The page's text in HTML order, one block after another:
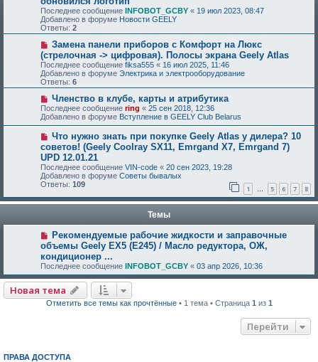
Последнее сообщение INFOBOT_GCBY « 19 июл 2023, 08:47
Добавлено в форуме Новости GEELY
Ответы: 2
Замена панели приборов с Комфорт на Люкс
(стрелочная -> цифровая). Полосы экрана Geely Atlas
Последнее сообщение fiksa555 « 16 июл 2025, 11:46
Добавлено в форуме Электрика и электрооборудование
Ответы: 6
Членство в клубе, карты и атрибутика
Последнее сообщение ring « 25 сен 2018, 12:36
Добавлено в форуме Вступление в GEELY Club Belarus
Что нужно знать при покупке Geely Atlas у дилера? 10
советов! (Geely Coolray SX11, Emrgand X7, Emrgand 7)
UPD 12.01.21
Последнее сообщение VIN-code « 20 сен 2023, 19:28
Добавлено в форуме Советы бывалых
Ответы: 109 1 … 5 6 7 8
Темы
Рекомендуемые рабочие жидкости и заправочные
объемы Geely EX5 (E245) / Масло редуктора, ОЖ,
кондиционер ...
Последнее сообщение INFOBOT_GCBY « 03 апр 2026, 10:36
Новая тема
Отметить все темы как прочтённые• 1 тема • Страница 1 из 1
Перейти
ПРАВА ДОСТУПА